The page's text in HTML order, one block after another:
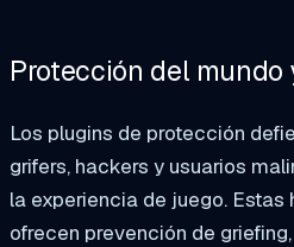
Protección del mundo
Los plugins de protección
grifers, hackers y usuarios
la experiencia de juego.
ofrecen prevención de